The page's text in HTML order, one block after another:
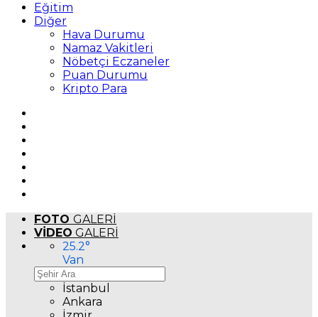
Eğitim
Diğer
Hava Durumu
Namaz Vakitleri
Nöbetçi Eczaneler
Puan Durumu
Kripto Para
FOTO GALERİ
VİDEO GALERİ
25.2°
Van
İstanbul
Ankara